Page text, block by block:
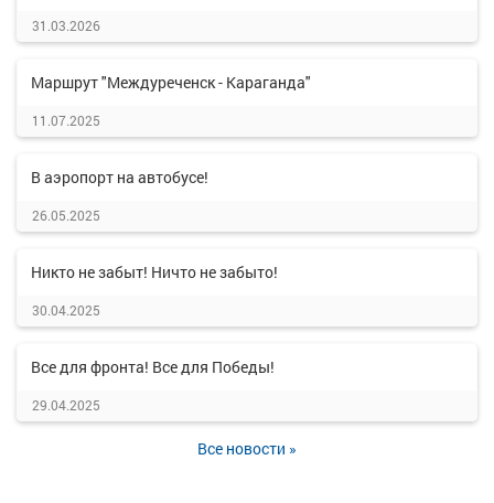
31.03.2026
Маршрут "Междуреченск - Караганда"
11.07.2025
В аэропорт на автобусе!
26.05.2025
Никто не забыт! Ничто не забыто!
30.04.2025
Все для фронта! Все для Победы!
29.04.2025
Все новости »